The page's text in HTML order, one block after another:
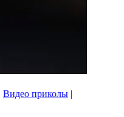
Видео приколы |